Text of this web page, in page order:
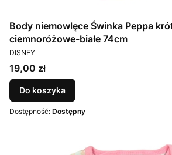
Body niemowlęce Świnka Peppa
ciemnoróżowe-białe 74cm
PRODUCENT
DISNEY
Cena
19,00 zł
Do koszyka
Dostępność: Dostępny